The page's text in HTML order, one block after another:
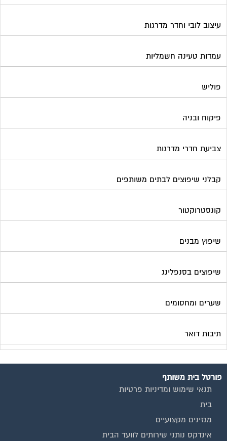
עיצוב לובי וחדר מדרגות
עמדות טעינה חשמליות
פוליש
פיקוח ובניה
צביעת חדרי מדרגות
קבלני שיפוצים לבתים משותפים
קונסטרוקטור
שיפוץ מבנים
שיפוצים בסנפלינג
שערים ומחסומים
תיבות דואר
פורטל בית משותף
תנאי שימוש ומדיניות פרטיות
בית
מגזינים מקצועיים
אינדקס נותני שירותים לוועד הבית